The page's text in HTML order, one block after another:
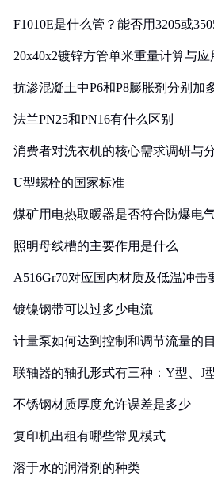
F1010E是什么管？能否用3205或
20x40x2镀锌方管单米重量计算与应
抗渗混凝土中P6和P8膨胀剂分别加
法兰PN25和PN16有什么区别
消费者对洗衣机的核心需求调研与
U型螺栓的国家标准
煤矿用电热取暖器是否符合防爆电
照明母线槽的主要作用是什么
A516Gr70对应国内材质及低温冲击
镀镍钢带可以过多少电流
计量泵如何达到控制和调节流量的
联轴器的轴孔形式有三种：Y型、J
不锈钢材质厚度允许误差是多少
复印机出租有哪些常见模式
溶于水的润滑剂的种类